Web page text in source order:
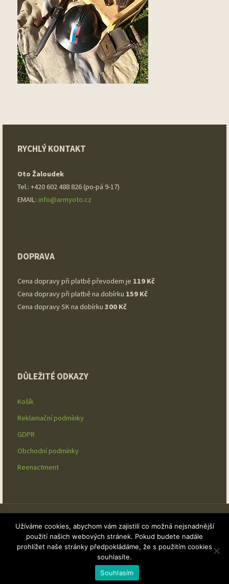
RYCHLÝ KONTAKT
Oto Žaloudek
Tel.: +420 602 488 826 (po-pá 9-17)
EMAIL: info@armyoto.cz
DOPRAVA
Cena dopravy při platbě převodem je 119 Kč
Cena dopravy při platbě na dobírku 159 Kč
Cena dopravy SK na dobírku 300 Kč
DŮLEŽITÉ ODKAZY
Košík
Reklamační podmínky
GDPR
Obchodní podmínky
Reenactment
Reenactment ©2020 ArmyOto.cz - online armyshop / designPavel
Kovanda
Powered byFluida&WordPress.
Užíváme cookies, abychom vám zajistili co možná nejsnadnější
použití našich webových stránek. Pokud budete nadále
prohlížet naše stránky předpokládáme, že s použitím cookies
souhlasíte.
Souhlasím